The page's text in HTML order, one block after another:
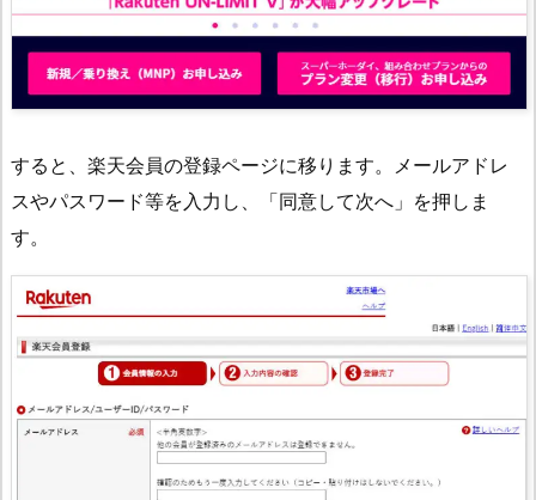
すると、楽天会員の登録ページに移ります。メールアドレ
スやパスワード等を入力し、「同意して次へ」を押しま
す。